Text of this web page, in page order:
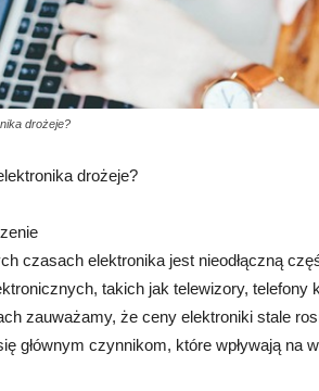
drożeje?
drożeje?
czasach elektronika jest nieodłączną
takich jak telewizory,
zauważamy, że ceny elektroniki stale
głównym czynnikom, które wpływają na